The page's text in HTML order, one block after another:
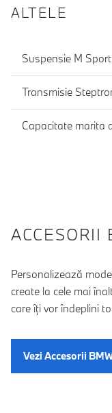
ALTELE
Suspensie M Sport
Transmisie
Capacitate marita
ACCESORII
Personalizează
create la cele mai
care îţi vor îndeplini
Vezi Accesorii